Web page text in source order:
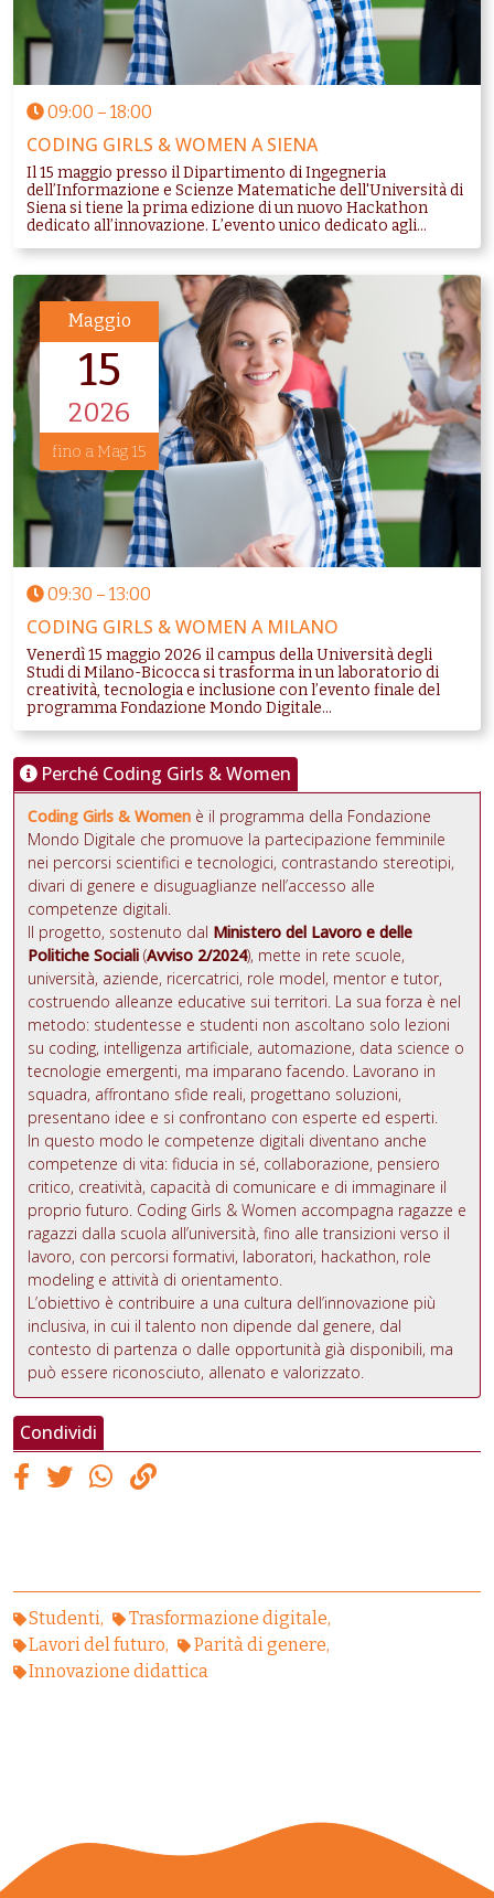
09:00 – 18:00
CODING GIRLS & WOMEN A SIENA
Il 15 maggio presso il Dipartimento di Ingegneria
dell’Informazione e Scienze Matematiche dell'Università di
Siena si tiene la prima edizione di un nuovo Hackathon
dedicato all’innovazione. L’evento unico dedicato agli...
Maggio
15
2026
fino a Mag 15
09:30 – 13:00
CODING GIRLS & WOMEN A MILANO
Venerdì 15 maggio 2026 il campus della Università degli
Studi di Milano-Bicocca si trasforma in un laboratorio di
creatività, tecnologia e inclusione con l’evento finale del
programma Fondazione Mondo Digitale...
Perché Coding Girls & Women
Coding Girls & Women è il programma della Fondazione
Mondo Digitale che promuove la partecipazione femminile
nei percorsi scientifici e tecnologici, contrastando stereotipi,
divari di genere e disuguaglianze nell’accesso alle
competenze digitali.
Il progetto, sostenuto dal Ministero del Lavoro e delle
Politiche Sociali (Avviso 2/2024), mette in rete scuole,
università, aziende, ricercatrici, role model, mentor e tutor,
costruendo alleanze educative sui territori. La sua forza è nel
metodo: studentesse e studenti non ascoltano solo lezioni
su coding, intelligenza artificiale, automazione, data science o
tecnologie emergenti, ma imparano facendo. Lavorano in
squadra, affrontano sfide reali, progettano soluzioni,
presentano idee e si confrontano con esperte ed esperti.
In questo modo le competenze digitali diventano anche
competenze di vita: fiducia in sé, collaborazione, pensiero
critico, creatività, capacità di comunicare e di immaginare il
proprio futuro. Coding Girls & Women accompagna ragazze e
ragazzi dalla scuola all’università, fino alle transizioni verso il
lavoro, con percorsi formativi, laboratori, hackathon, role
modeling e attività di orientamento.
L’obiettivo è contribuire a una cultura dell’innovazione più
inclusiva, in cui il talento non dipende dal genere, dal
contesto di partenza o dalle opportunità già disponibili, ma
può essere riconosciuto, allenato e valorizzato.
Condividi
Studenti
Trasformazione digitale
Lavori del futuro
Parità di genere
Innovazione didattica